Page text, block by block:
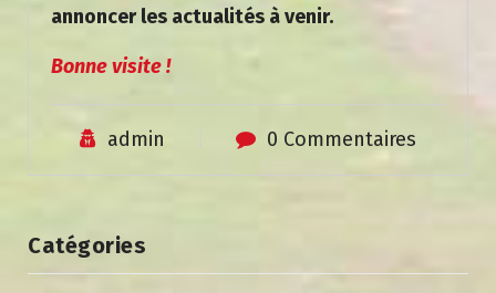
annoncer les actualités à venir.
Bonne visite !
admin 0 Commentaires
Catégories